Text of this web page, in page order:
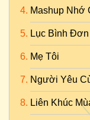
Mashup Nhớ
Lục Bình
Mẹ Tôi
Người Yêu
Liên Khúc